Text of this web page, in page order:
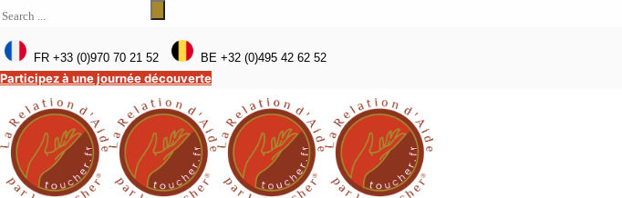
FR +33 (0)970 70 21 52 BE +32 (0)495 42 62 52
Participez à une journée découverte